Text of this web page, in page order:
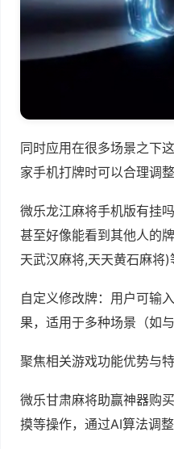
同时应用在很多场景之下
家手机打牌时可以合理调
微乐龙江麻将手机版有挂
甚至好像能看到其他人的
天武汉麻将,天天黄石麻将)
自定义修改牌：用户可输
果，适用于多种场景（如
聚焦相关游戏功能优势与特
微乐甘肃麻将助赢神器购
摸等操作，通过AI算法调